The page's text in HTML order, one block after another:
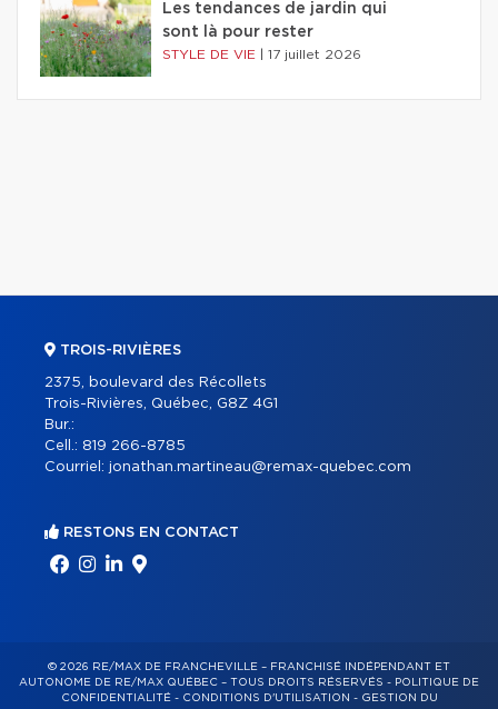
Les tendances de jardin qui
sont là pour rester
STYLE DE VIE 17 juillet 2026
TROIS-RIVIÈRES
2375, boulevard des Récollets
Trois-Rivières, Québec, G8Z 4G1
Bur.:
Cell.: 819 266-8785
Courriel: jonathan.martineau@remax-quebec.com
RESTONS EN CONTACT
© 2026 RE/MAX DE FRANCHEVILLE – FRANCHISÉ INDÉPENDANT ET
AUTONOME DE RE/MAX QUÉBEC – TOUS DROITS RÉSERVÉS - POLITIQUE DE
CONFIDENTIALITÉ- CONDITIONS D'UTILISATION - GESTION DU